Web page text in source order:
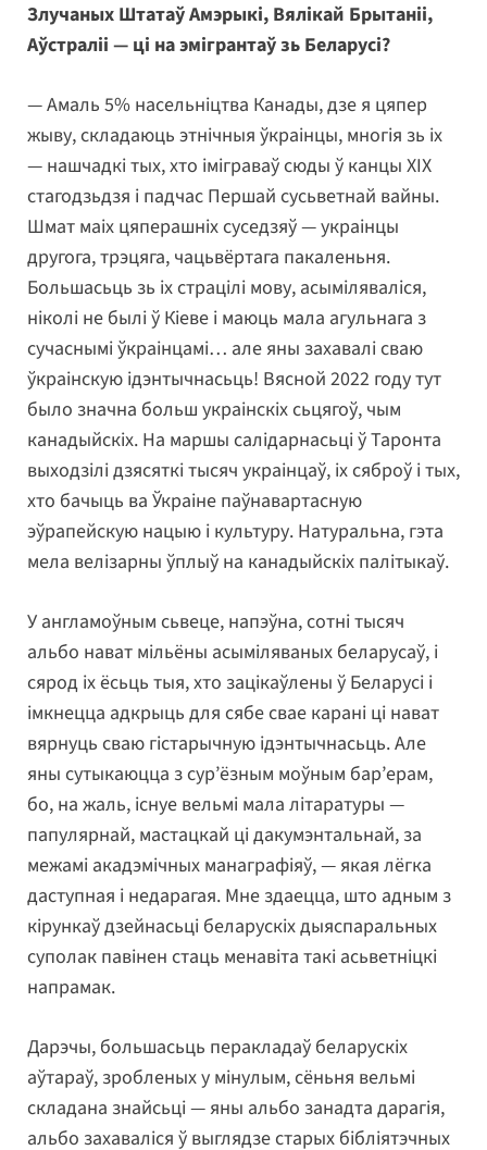
Злучаных Штатаў Амэрыкі, Вялікай Брытаніі,
Аўстраліі — ці на эмігрантаў зь Беларусі?
— Амаль 5% насельніцтва Канады, дзе я цяпер
жыву, складаюць этнічныя ўкраінцы, многія зь іх
— нашчадкі тых, хто іміграваў сюды ў канцы XIX
стагодзьдзя і падчас Першай сусьветнай вайны.
Шмат маіх цяперашніх суседзяў — украінцы
другога, трэцяга, чацьвёртага пакаленьня.
Большасьць зь іх страцілі мову, асыміляваліся,
ніколі не былі ў Кіеве і маюць мала агульнага з
сучаснымі ўкраінцамі… але яны захавалі сваю
ўкраінскую ідэнтычнасьць! Вясной 2022 году тут
было значна больш украінскіх сьцягоў, чым
канадыйскіх. На маршы салідарнасьці ў Таронта
выходзілі дзясяткі тысяч украінцаў, іх сяброў і тых,
хто бачыць ва Ўкраіне паўнавартасную
эўрапейскую нацыю і культуру. Натуральна, гэта
мела велізарны ўплыў на канадыйскіх палітыкаў.
У англамоўным сьвеце, напэўна, сотні тысяч
альбо нават мільёны асыміляваных беларусаў, і
сярод іх ёсьць тыя, хто зацікаўлены ў Беларусі і
імкнецца адкрыць для сябе свае карані ці нават
вярнуць сваю гістарычную ідэнтычнасьць. Але
яны сутыкаюцца з сур’ёзным моўным бар’ерам,
бо, на жаль, існуе вельмі мала літаратуры —
папулярнай, мастацкай ці дакумэнтальнай, за
межамі акадэмічных манаграфіяў, — якая лёгка
даступная і недарагая. Мне здаецца, што адным з
кірункаў дзейнасьці беларускіх дыяспаральных
суполак павінен стаць менавіта такі асьветніцкі
напрамак.
Дарэчы, большасьць перакладаў беларускіх
аўтараў, зробленых у мінулым, сёньня вельмі
складана знайсьці — яны альбо занадта дарагія,
альбо захаваліся ў выглядзе старых бібліятэчных